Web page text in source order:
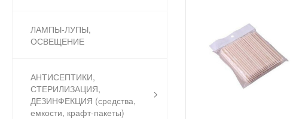
ЛАМПЫ-ЛУПЫ,
ОСВЕЩЕНИЕ
АНТИСЕПТИКИ,
СТЕРИЛИЗАЦИЯ,
ДЕЗИНФЕКЦИЯ (средства,
емкости, крафт-пакеты)